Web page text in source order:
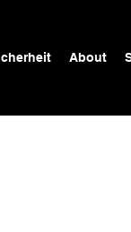
About